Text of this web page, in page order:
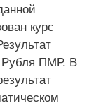
курс
Рубля ПМР. В